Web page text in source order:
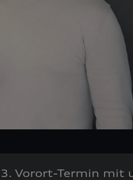
3. Vorort-Termin mit